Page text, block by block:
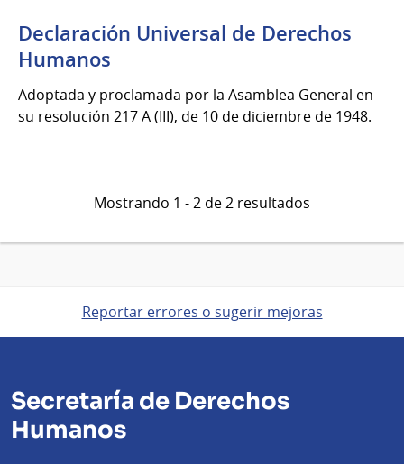
Declaración Universal de Derechos
Humanos
Adoptada y proclamada por la Asamblea General en
su resolución 217 A (III), de 10 de diciembre de 1948.
Mostrando 1 - 2 de 2 resultados
Reportar errores o sugerir mejoras
Secretaría de Derechos
Humanos